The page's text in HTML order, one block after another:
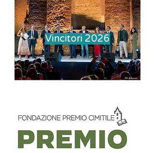
Vincitori 2026